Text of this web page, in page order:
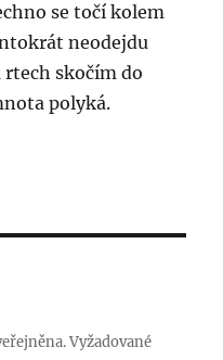
se točí kolem
neodejdu
rtech skočím do
polyká.
Vyžadované